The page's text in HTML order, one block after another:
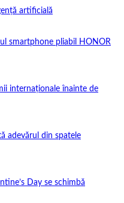
artificială
smartphone pliabil HONOR
internaționale înainte de
adevărul din spatele
Day se schimbă